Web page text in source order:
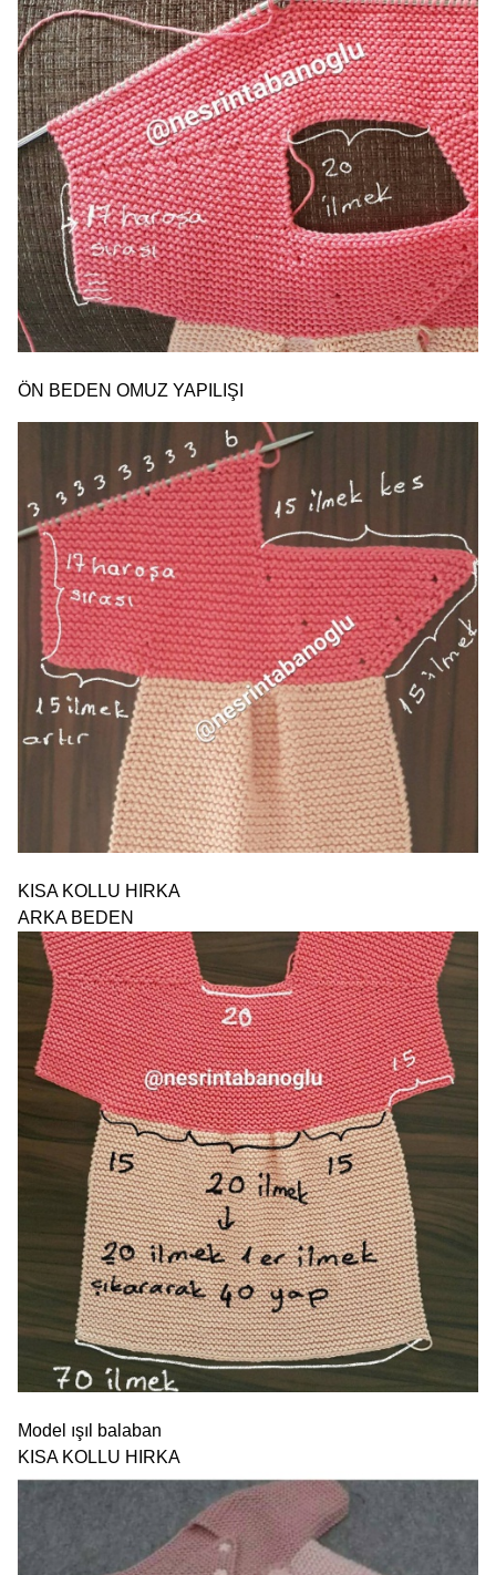
ÖN BEDEN OMUZ YAPILIŞI
KISA KOLLU HIRKA
ARKA BEDEN
Model ışıl balaban
KISA KOLLU HIRKA